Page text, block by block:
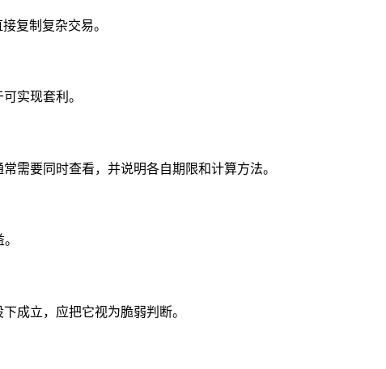
复制复杂交易。
实现套利。
需要同时查看，并说明各自期限和计算方法。
成立，应把它视为脆弱判断。